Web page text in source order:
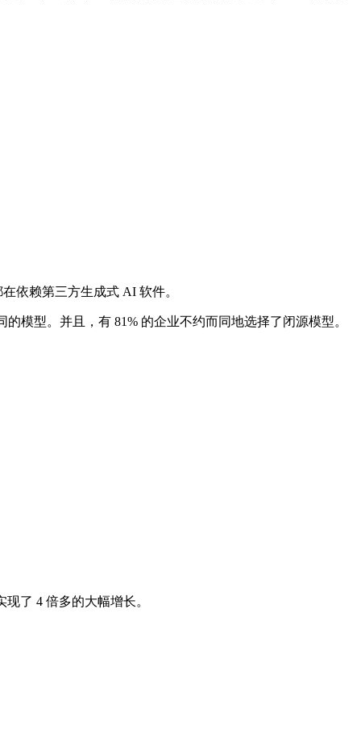
依赖第三方生成式 AI 软件。
型。并且，有 81% 的企业不约而同地选择了闭源模型。
了 4 倍多的大幅增长。